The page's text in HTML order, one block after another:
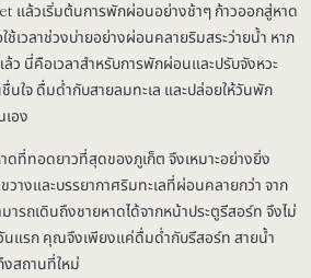
แล้วเริ่มต้นการพักผ่อนอย่างช้าๆ ก้าวออกสู่หาด
ใช้เวลาช่วงบ่ายอย่างผ่อนคลายริมสระว่ายน้ำ หาก
ว นี่คือเวลาสำหรับการพักผ่อนและปรับจังหวะ
นใจ ดื่มด่ำกับสายลมทะเล และปล่อยให้วันพัก
อง
ดที่ทอดยาวที่สุดของภูเก็ต จึงเหมาะอย่างยิ่ง
างและบรรยากาศริมทะเลที่ผ่อนคลายกว่า จาก
รถเดินถึงชายหาดได้จากหน้าประตูรีสอร์ท จึงไม่
วันแรก คุณจึงเพียงแค่ดื่มด่ำกับรีสอร์ท สายน้ำ
งสถานที่ใหม่